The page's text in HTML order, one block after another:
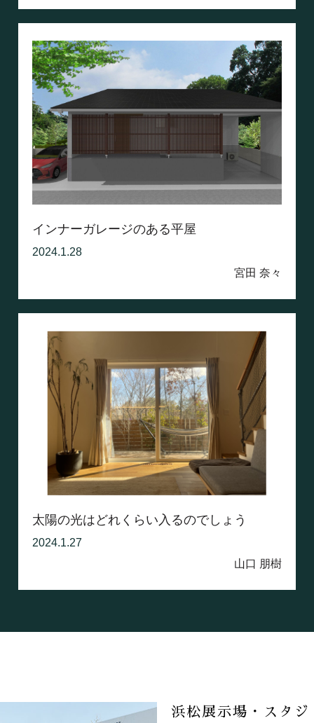
インナーガレージのある平屋
2024.1.28
宮田 奈々
太陽の光はどれくらい入るのでしょう
2024.1.27
山口 朋樹
浜松展示場・スタジ